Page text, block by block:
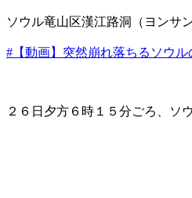
ソウル竜山区漢江路洞（ヨンサ
#【動画】突然崩れ落ちるソウル
２６日夕方６時１５分ごろ、ソ